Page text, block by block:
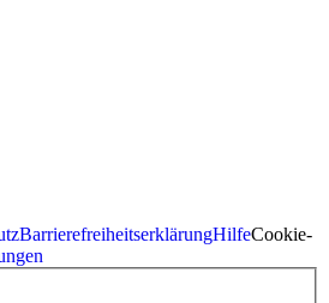
BarrierefreiheitserklärungHilfeCookie-